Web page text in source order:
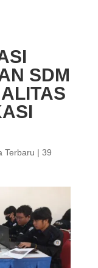
SDM
Terbaru | 39